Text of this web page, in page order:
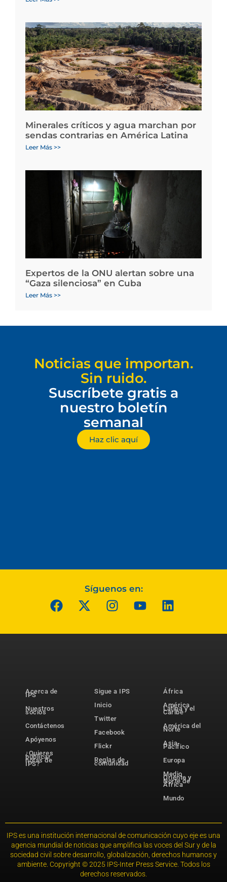
Minerales críticos y agua marchan por
sendas contrarias en América Latina
Leer Más >>
Expertos de la ONU alertan sobre una
“Gaza silenciosa” en Cuba
Leer Más >>
Noticias que importan.
Sin ruido.
Suscríbete gratis a
nuestro boletín
semanal
Haz clic aquí
Síguenos en:
Acerca de
IPS
Nuestros
socios
Contáctenos
Apóyenos
¿Quieres
publicar
notas de
IPS?
Sigue a IPS
Inicio
Twitter
Facebook
Flickr
Reglas de
comunidad
África
América
Latina y el
Caribe
América del
Norte
Asia-
Pacífico
Europa
Medio
Oriente y
Norte de
África
Mundo
IPS es una institución internacional de comunicación cuyo eje es una
agencia mundial de noticias que amplifica las voces del Sur y de la
sociedad civil sobre desarrollo, globalización, derechos humanos y
ambiente. Copyright © 2025 IPS-Inter Press Service. Todos los
derechos reservados.